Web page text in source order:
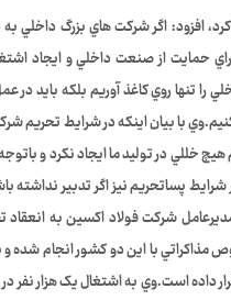
افزود: اگر شرکت هاي بزرگ داخلي
براي حمايت از صنعت داخلي و ايجاد
تنها روي کاغذ آوريم بلکه بايد در
با بيان اينکه در شرايط تحريم
افزود: شرايط تحريم هيچ خللي در توليد ما ايجاد
پساتحريم نيز اگر تدبير نداشته
شرکت فولاد اکسين به انعقاد
مذاکراتي با اين دو کشور انجام
داده است.وي به اشتغال يک هزار نفر